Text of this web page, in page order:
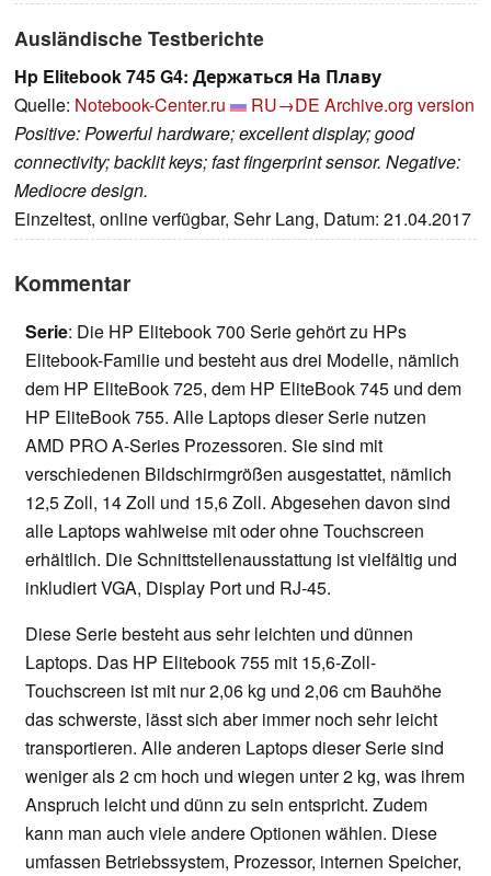
Ausländische Testberichte
Hp Elitebook 745 G4: Держаться На Плаву
Quelle: Notebook-Center.ru RU→DE Archive.org version
Positive: Powerful hardware; excellent display; good
connectivity; backlit keys; fast fingerprint sensor. Negative:
Mediocre design.
Einzeltest, online verfügbar, Sehr Lang, Datum: 21.04.2017
Kommentar
Serie: Die HP Elitebook 700 Serie gehört zu HPs
Elitebook-Familie und besteht aus drei Modelle, nämlich
dem HP EliteBook 725, dem HP EliteBook 745 und dem
HP EliteBook 755. Alle Laptops dieser Serie nutzen
AMD PRO A-Series Prozessoren. Sie sind mit
verschiedenen Bildschirmgrößen ausgestattet, nämlich
12,5 Zoll, 14 Zoll und 15,6 Zoll. Abgesehen davon sind
alle Laptops wahlweise mit oder ohne Touchscreen
erhältlich. Die Schnittstellenausstattung ist vielfältig und
inkludiert VGA, Display Port und RJ-45.
Diese Serie besteht aus sehr leichten und dünnen
Laptops. Das HP Elitebook 755 mit 15,6-Zoll-
Touchscreen ist mit nur 2,06 kg und 2,06 cm Bauhöhe
das schwerste, lässt sich aber immer noch sehr leicht
transportieren. Alle anderen Laptops dieser Serie sind
weniger als 2 cm hoch und wiegen unter 2 kg, was ihrem
Anspruch leicht und dünn zu sein entspricht. Zudem
kann man auch viele andere Optionen wählen. Diese
umfassen Betriebssystem, Prozessor, internen Speicher,